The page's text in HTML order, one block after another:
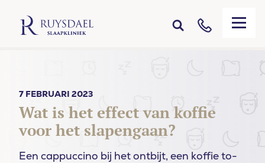
7 FEBRUARI 2023
Wat is het effect van koffie
voor het slapengaan?
Een cappuccino bij het ontbijt, een koffie to-